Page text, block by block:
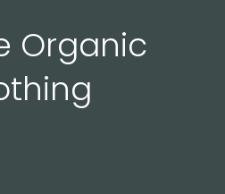
Organic